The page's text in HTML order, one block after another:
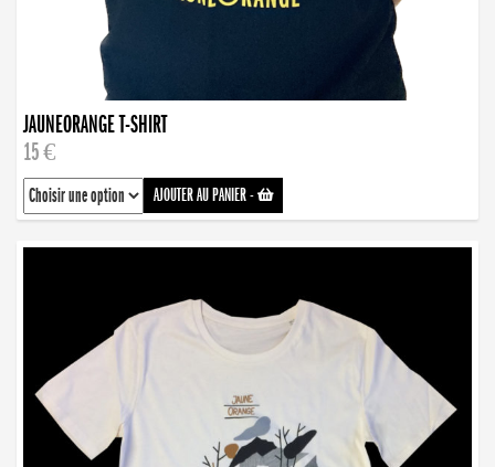
JAUNEORANGE T-SHIRT
15 €
AJOUTER AU PANIER-